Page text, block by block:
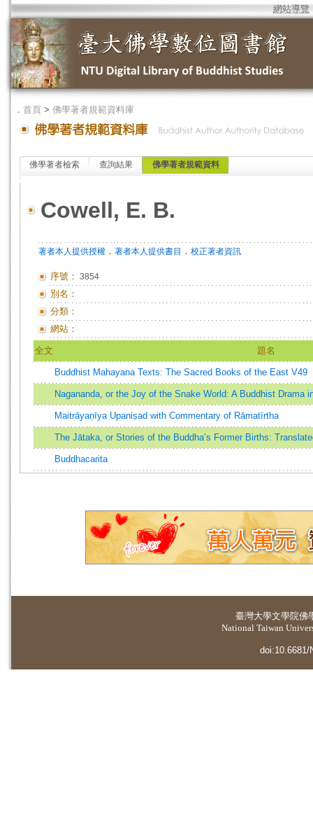
網站導覽
． 首頁 > 佛學著者規範資料庫
佛學著者檢索 查詢結果 佛學著者規範資料
Cowell, E. B.
著者本人提供授權 ． 著者本人提供書目 ． 校正著者資訊
序號： 3854
別名：
分類：
網站：
全文 題名
Buddhist Mahayana Texts: The Sacred Books of the East V49
Nagananda, or the Joy of the Snake World: A Buddhist Drama
Maitrāyaṇīya Upaniṣad with Commentary of Rāmatīrtha
The Jātaka, or Stories of the Buddha’s Former Births:
Buddhacarita
臺灣大學文學院佛
National Taiwan
doi:10.6681/